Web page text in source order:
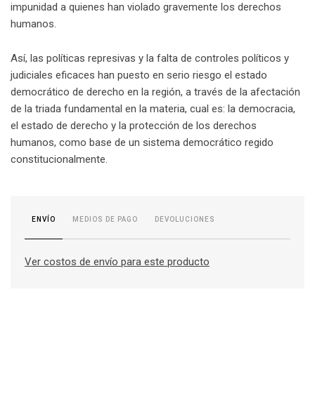
impunidad a quienes han violado gravemente los derechos
humanos.
Así, las políticas represivas y la falta de controles políticos y
judiciales eficaces han puesto en serio riesgo el estado
democrático de derecho en la región, a través de la afectación
de la triada fundamental en la materia, cual es: la democracia,
el estado de derecho y la protección de los derechos
humanos, como base de un sistema democrático regido
constitucionalmente.
ENVÍO MEDIOS DE PAGO DEVOLUCIONES
Ver costos de envío para este producto